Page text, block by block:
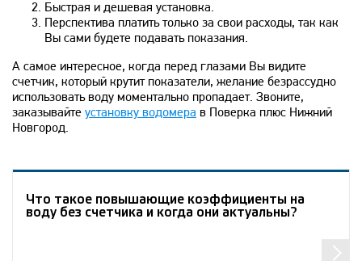
Быстрая и дешевая установка.
Перспектива платить только за свои расходы, так как
Вы сами будете подавать показания.
А самое интересное, когда перед глазами Вы видите
счетчик, который крутит показатели, желание безрассудно
использовать воду моментально пропадает. Звоните,
заказывайте установку водомера в Поверка плюс Нижний
Новгород.
Что такое повышающие коэффициенты на
воду без счетчика и когда они актуальны?